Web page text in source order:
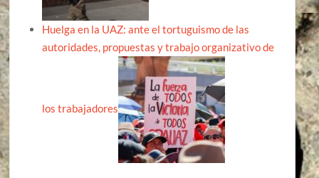
Huelga en la UAZ: ante el tortuguismo de las
autoridades, propuestas y trabajo organizativo de
los trabajadores